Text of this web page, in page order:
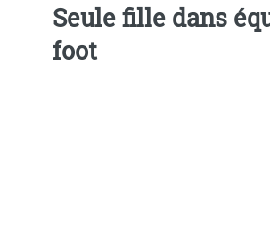
Seule fille dans
foot